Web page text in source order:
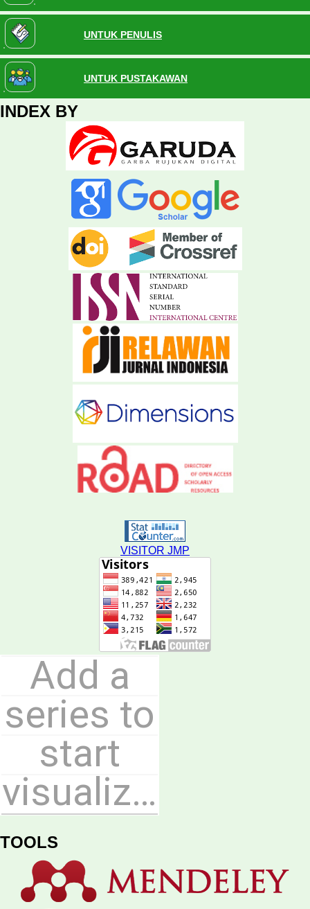
UNTUK PENULIS
UNTUK PUSTAKAWAN
INDEX BY
VISITOR JMP
TOOLS